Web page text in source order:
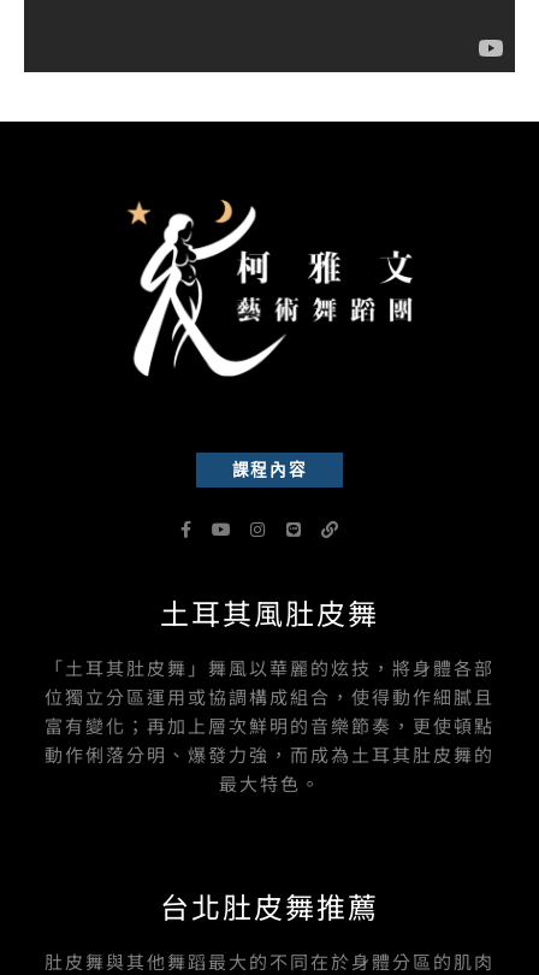
課程內容
F
a
o
o
f
Y
o
b
e
I
n
g
r
L
i
L
i
土耳其風肚皮舞
「土耳其肚皮舞」舞風以華麗的炫技，將身體各部
位獨立分區運用或協調構成組合，使得動作細膩且
富有變化；再加上層次鮮明的音樂節奏，更使頓點
動作俐落分明、爆發力強，而成為土耳其肚皮舞的
最大特色。
台北肚皮舞推薦
肚皮舞與其他舞蹈最大的不同在於身體分區的肌肉